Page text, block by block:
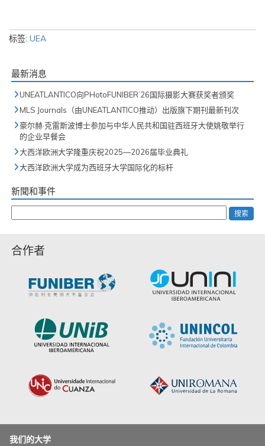
标签: UEA
最新消息
UNEATLANTICO向PHotoFUNIBER’26国际摄影大赛获奖者颁奖
MLS Journals（由UNEATLANTICO推动）出版旗下期刊最新刊次
豪尔赫·克雷斯波博士参加与中华人民共和国驻西班牙大使姚敬举行
的企业早餐会
大西洋欧洲大学隆重庆祝2025—2026届毕业典礼
大西洋欧洲大学成为西班牙大学国际化的标杆
新聞和事件
搜索
合作者
我们的大学